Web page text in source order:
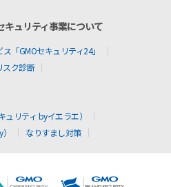
キュリティ事業について
「GMOセキュリティ24」
スク診断
リティ byイエラエ）
なりすまし対策